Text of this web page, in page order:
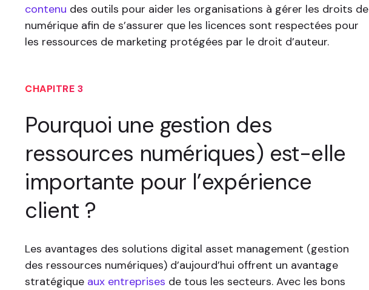
contenu des outils pour aider les organisations à gérer les droits de
numérique afin de s’assurer que les licences sont respectées pour
les ressources de marketing protégées par le droit d’auteur.
CHAPITRE 3
Pourquoi une gestion des
ressources numériques) est-elle
importante pour l’expérience
client ?
Les avantages des solutions digital asset management (gestion
des ressources numériques) d’aujourd’hui offrent un avantage
stratégique aux entreprises de tous les secteurs. Avec les bons